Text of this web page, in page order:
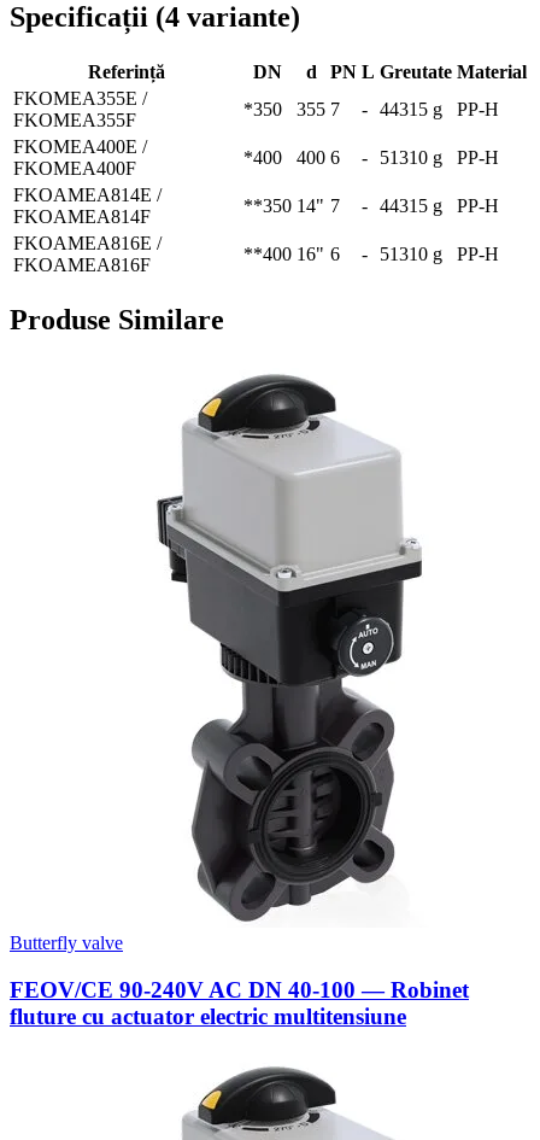
Specificații (4 variante)
Referință DN d PN L Greutate Material
FKOMEA355E /
FKOMEA355F
*350 355 7 - 44315 g
PP-H
FKOMEA400E /
FKOMEA400F
*400 400 6 - 51310 g
PP-H
FKOAMEA814E /
FKOAMEA814F
**350 14" 7 - 44315 g
PP-H
FKOAMEA816E /
FKOAMEA816F
**400 16" 6 - 51310 g PP-H
Produse Similare
Butterfly valve
FEOV/CE 90-240V AC DN 40-100 — Robinet
fluture cu actuator electric multitensiune